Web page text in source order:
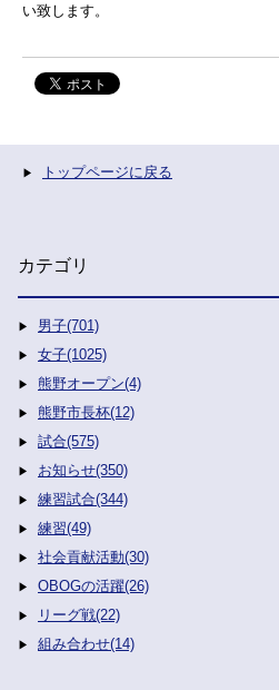
い致します。
トップページに戻る
カテゴリ
男子(701)
女子(1025)
熊野オープン(4)
熊野市長杯(12)
試合(575)
お知らせ(350)
練習試合(344)
練習(49)
社会貢献活動(30)
OBOGの活躍(26)
リーグ戦(22)
組み合わせ(14)